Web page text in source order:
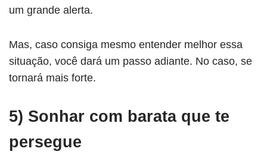
um grande alerta.
Mas, caso consiga mesmo entender melhor essa
situação, você dará um passo adiante. No caso, se
tornará mais forte.
5) Sonhar com barata que te
persegue